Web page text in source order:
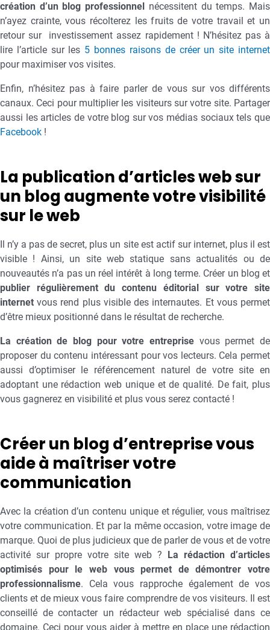
création d’un blog professionnel nécessitent du temps. Mais
n’ayez crainte, vous récolterez les fruits de votre travail et un
retour sur investissement assez rapidement ! N’hésitez pas à
lire l’article sur les 5 bonnes raisons de créer un site internet
pour maximiser vos visites.
Enfin, n’hésitez pas à faire parler de vous sur vos différents
canaux. Ceci pour multiplier les visiteurs sur votre site. Partager
aussi les articles de votre blog sur vos médias sociaux tels que
Facebook !
La publication d’articles web sur
un blog augmente votre visibilité
sur le web
Il n’y a pas de secret, plus un site est actif sur internet, plus il est
visible ! Ainsi, un site web statique sans actualités ou de
nouveautés n’a pas un réel intérêt à long terme. Créer un blog et
publier régulièrement du contenu éditorial sur votre site
internet vous rend plus visible des internautes. Et vous permet
d’être mieux positionné dans le résultat de recherche.
La création de blog pour votre entreprise vous permet de
proposer du contenu intéressant pour vos lecteurs. Cela permet
aussi d’optimiser le référencement naturel de votre site en
adoptant une rédaction web unique et de qualité. De fait, plus
vous gagnerez en visibilité et plus vous serez contacté !
Créer un blog d’entreprise vous
aide à maîtriser votre
communication
Avec la création d’un contenu unique et régulier, vous maîtrisez
votre communication. Et par la même occasion, votre image de
marque. Quoi de plus judicieux que de parler de vous et de votre
activité sur propre votre site web ? La rédaction d’articles
optimisés pour le web vous permet de démontrer votre
professionnalisme. Cela vous rapproche également de vos
clients et de mieux vous faire comprendre de vos visiteurs. Il est
conseillé de contacter un rédacteur web spécialisé dans ce
domaine. Ceci pour vous aider à mettre en place une rédaction